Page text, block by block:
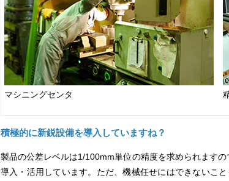
マシニングセンタ
積極的に新鋭設備を導入していますね？
製品の公差レベルは1/100mm単位の精度を求められます
導入・活用しています。ただ、機械任せにはできないこ